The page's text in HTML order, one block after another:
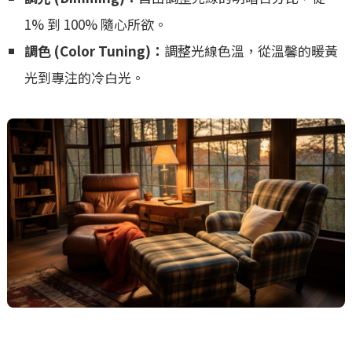
1% 到 100% 隨心所欲。
調色 (Color Tuning)： 調整光線色溫，從溫馨的暖黃
光到專注的冷白光。